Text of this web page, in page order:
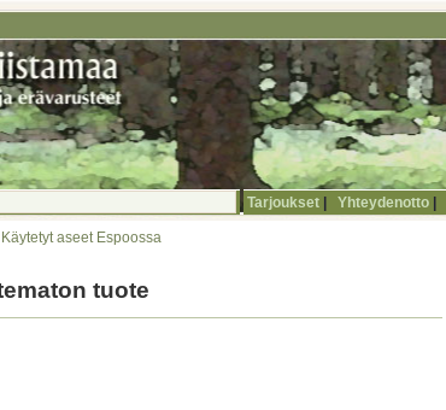
Tarjoukset Yhteydenotto
Käytetyt aseet Espoossa
tuote